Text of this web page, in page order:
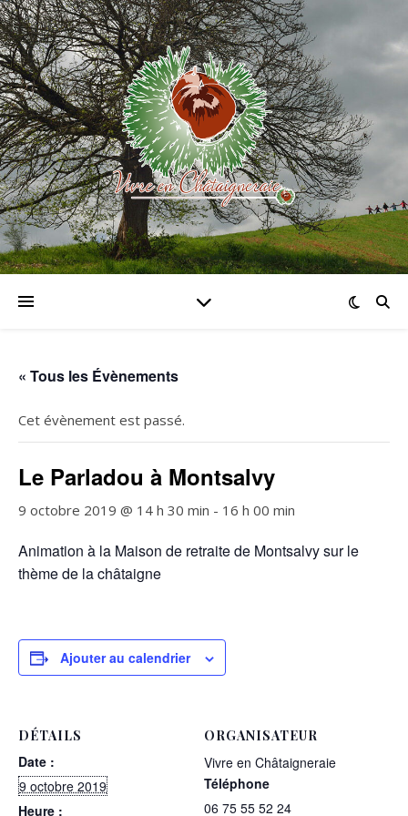
« Tous les Évènements
Cet évènement est passé.
Le Parladou à Montsalvy
9 octobre 2019 @ 14 h 30 min - 16 h 00 min
Animation à la Maison de retraite de Montsalvy sur le
thème de la châtaigne
Ajouter au calendrier
DÉTAILS
Date :
9 octobre 2019
Heure :
ORGANISATEUR
Vivre en Châtaigneraie
Téléphone
06 75 55 52 24